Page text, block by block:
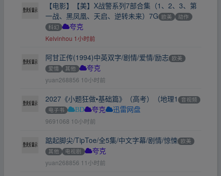
【电影】【美】X战警系列7部合集（1、2、3、第
一战、黑凤凰、天启、逆转未来）7G 欧美
动作
科幻
夸克
Kelvinhou 1小时前
阿甘正传(1994)中英双字/剧情/爱情/励志 欧美
爱情
其他 夸克
yuan268856 10小时前
2027《小题狂做•基础篇》（高考）（地理1
音视频
电子书
BD 夸克 迅雷网盘
9691068 10小时前
踮起脚尖/TipToe/全5集/中文字幕/剧情/惊悚 欧美
其他
电视剧 夸克
yuan268856 11小时前